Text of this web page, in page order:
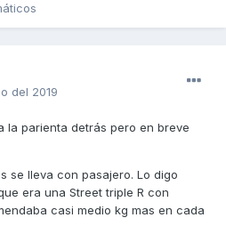
del 2019
la parienta detrás pero en breve
se lleva con pasajero. Lo digo
era una Street triple R con
casi medio kg mas en cada